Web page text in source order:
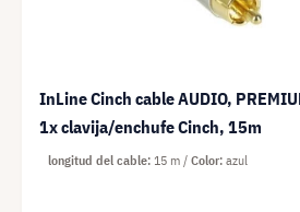
InLine Cinch cable AUDIO,
1x clavija/enchufe Cinch, 15m
longitud del cable 15 m Color azul